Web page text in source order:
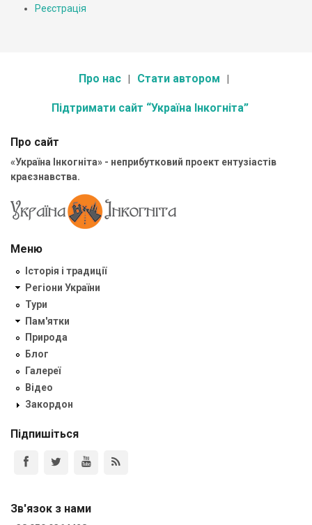
Реєстрація
Про нас Стати автором
Підтримати сайт “Україна Інкогніта”
Про сайт
«Україна Інкогніта» - неприбутковий проект ентузіастів
краєзнавства.
Меню
Історія і традиції
Регіони України
Тури
Пам'ятки
Природа
Блог
Галереї
Відео
Закордон
Підпишіться
Зв'язок з нами